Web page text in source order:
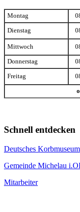
Montag
Dienstag
Mittwoch
Donnerstag
Freitag
Schnell entdecken
Deutsches Korbmuseum
Gemeinde Michelau
Mitarbeiter